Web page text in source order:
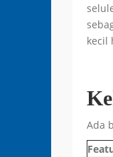
kecil
Ada